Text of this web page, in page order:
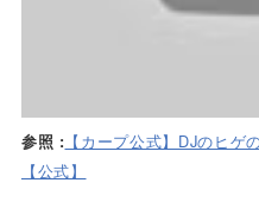
参照 : 【カープ公式】DJのヒ
【公式】